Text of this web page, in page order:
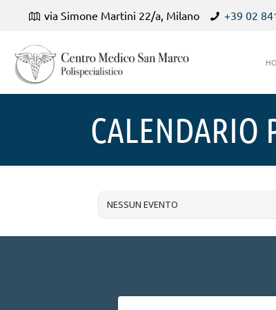
via Simone Martini 22/a, Milano +39 02
CALENDARIO
NESSUN EVENTO